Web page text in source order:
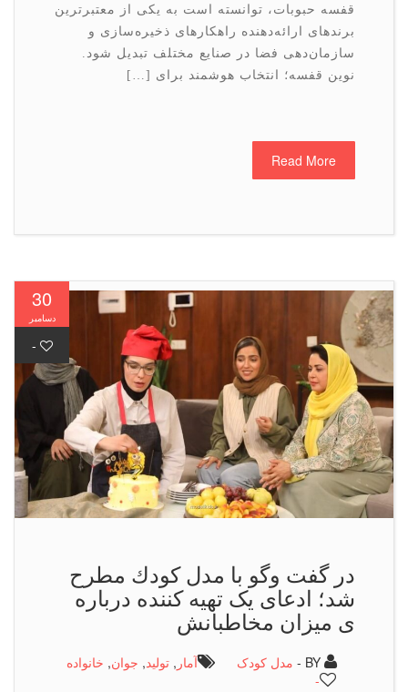
قفسه حبوبات، توانسته است به یکی از معتبرترین
برندهای ارائه‌دهنده راهکارهای ذخیره‌سازی و
سازمان‌دهی فضا در صنایع مختلف تبدیل شود.
نوین قفسه؛ انتخاب هوشمند برای […]
Read More
30
دسامبر
در گفت وگو با مدل كودك مطرح
شد؛ ادعای یک تهیه کننده درباره
ی میزان مخاطبانش
مدل کودک آمار تولید,جوان,خانواده